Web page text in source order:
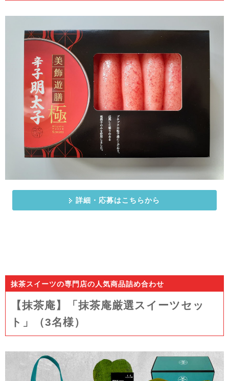
詳細・応募はこちらから
抹茶スイーツの専門店の人気商品詰め合わせ
【抹茶庵】「抹茶庵厳選スイーツセッ
ト」（3名様）